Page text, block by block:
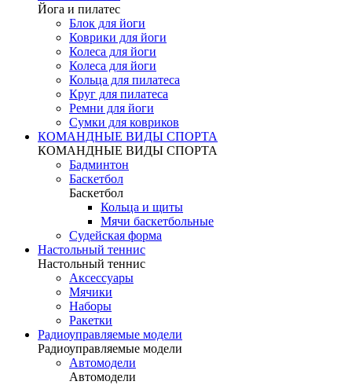
Йога и пилатес
Блок для йоги
Коврики для йоги
Колеса для йоги
Колеса для йоги
Кольца для пилатеса
Круг для пилатеса
Ремни для йоги
Сумки для ковриков
КОМАНДНЫЕ ВИДЫ СПОРТА
КОМАНДНЫЕ ВИДЫ СПОРТА
Бадминтон
Баскетбол
Баскетбол
Кольца и щиты
Мячи баскетбольные
Судейская форма
Настольный теннис
Настольный теннис
Аксессуары
Мячики
Наборы
Ракетки
Радиоуправляемые модели
Радиоуправляемые модели
Автомодели
Автомодели